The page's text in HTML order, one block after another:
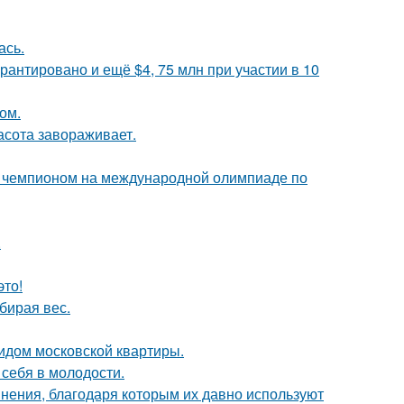
и ещё $4, 75 млн при участии в 10
завораживает.
на международной олимпиаде по
вес.
московской квартиры.
в молодости.
благодаря которым их давно используют